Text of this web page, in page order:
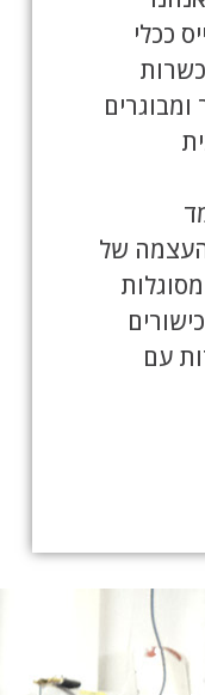
ככלי
ומבוגרים
של
עם